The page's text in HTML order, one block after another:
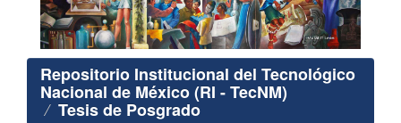
Repositorio Institucional del Tecnológico
Nacional de México (RI - TecNM)
Tesis de Posgrado